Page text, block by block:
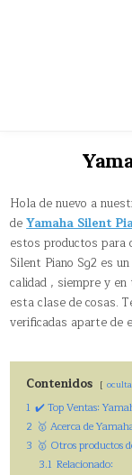
Hola de nuevo a
deYamaha Silent
estos productos para
Silent Piano Sg2 es
calidad , siempre y
esta clase de cosas.
verificadas aparte de
Contenidos
1 ✔️ Top Ventas:
2 🥇 Acerca de
3 🥇 Otros productos
3.1 Relacionado: